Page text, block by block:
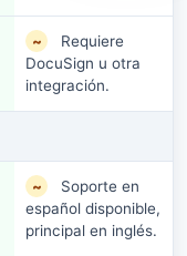
~
Requiere
DocuSign u otra
integración.
~
Soporte en
español disponible,
principal en inglés.